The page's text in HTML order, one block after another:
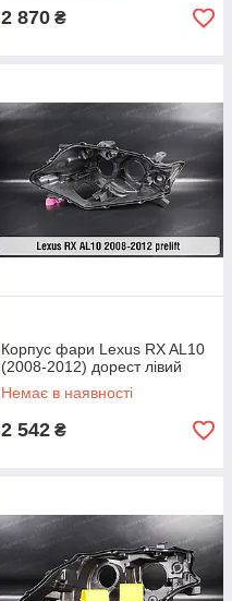
2 870 ₴
Корпус фари Lexus RX AL10
(2008-2012) дорест лівий
Немає в наявності
2 542 ₴